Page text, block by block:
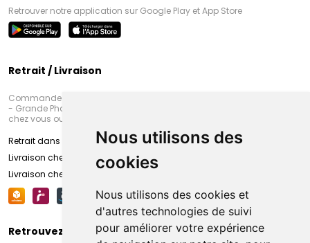
Nous utilisons des
cookies
Nous utilisons des cookies et
d'autres technologies de suivi
pour améliorer votre expérience
Retrouver notre application sur Google Play et App Store
Retrait / Livraison
Commandez en ligne et venez chercher votre commande à Amiens
- Grande Pharmacie d’Amiens (Fachon) ou recevez-là rapidement
chez vous ou en point retrait
Retrait dans la pharmacie d’Amiens
Livraison chez vous
Livraison chez votre commerçant
Retrouvez-nous sur vos réseaux sociaux